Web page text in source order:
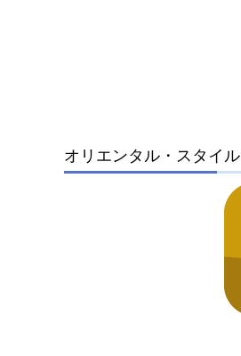
オリエンタル・スタイル